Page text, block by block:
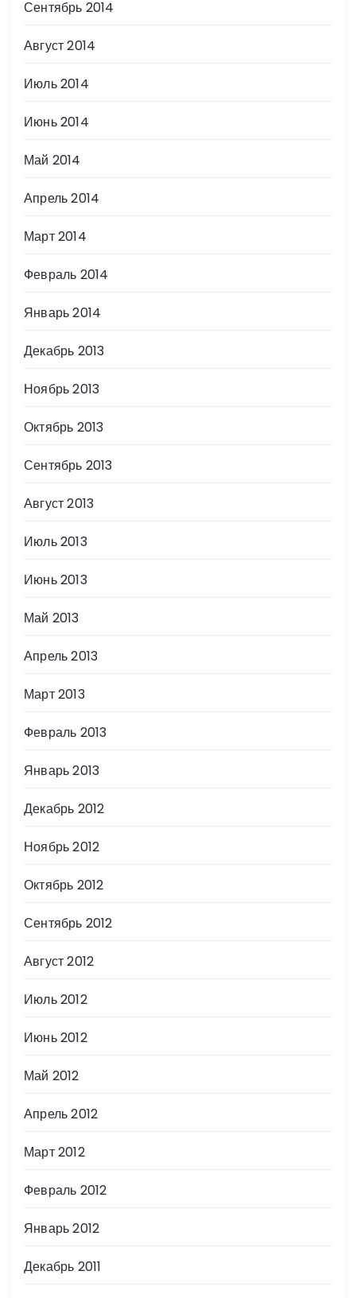
Сентябрь 2014
Август 2014
Июль 2014
Июнь 2014
Май 2014
Апрель 2014
Март 2014
Февраль 2014
Январь 2014
Декабрь 2013
Ноябрь 2013
Октябрь 2013
Сентябрь 2013
Август 2013
Июль 2013
Июнь 2013
Май 2013
Апрель 2013
Март 2013
Февраль 2013
Январь 2013
Декабрь 2012
Ноябрь 2012
Октябрь 2012
Сентябрь 2012
Август 2012
Июль 2012
Июнь 2012
Май 2012
Апрель 2012
Март 2012
Февраль 2012
Январь 2012
Декабрь 2011